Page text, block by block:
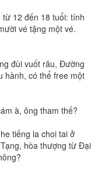
12 đến 18 tuổi: tính
vé tặng một vé.
đùi vuốt râu, Đường
hành, có thể free một
à, ông tham thế?
tiếng la choi tai ở
hòa thượng từ Đại